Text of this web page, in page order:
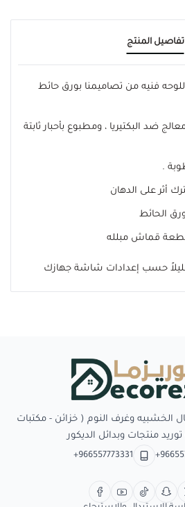
تفاصيل المنتج
فنيه من تصاميمنا بورق حائط
ضد البكتيريا ، ومطبوع بأحبار ثابتة
.
أثر على الدهان
الحائط
قماش مبلله
حسب إعدادات شاشة جهازك
وغرف النوم ( خزائن - مكتبات
+966557773331